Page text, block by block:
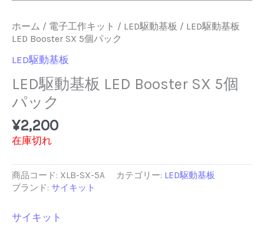
ホーム / 電子工作キット / LED駆動基板 / LED駆動基板
LED Booster SX 5個パック
LED駆動基板
LED駆動基板 LED Booster SX 5個
パック
¥2,200
在庫切れ
商品コード: XLB-SX-5A カテゴリー: LED駆動基板
ブランド: サイキット
サイキット